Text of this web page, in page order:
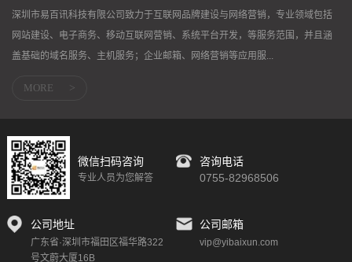
深圳市易百讯科技有限公司致力于互联网品牌建设与网络营销，专业领域包括
网站建设、电子商务、移动互联网营销、系统平台开发，等服务范围，并且涵
盖基础的域名服务、主机服务；企业邮箱、网络营销等应用服...
MORE >
微信扫码咨询
专业人员为您解答
咨询电话
0755-82968506
公司地址
广东省·深圳市福田区福华路322
号文蔚大厦16B
公司邮箱
vip@yibaixun.com